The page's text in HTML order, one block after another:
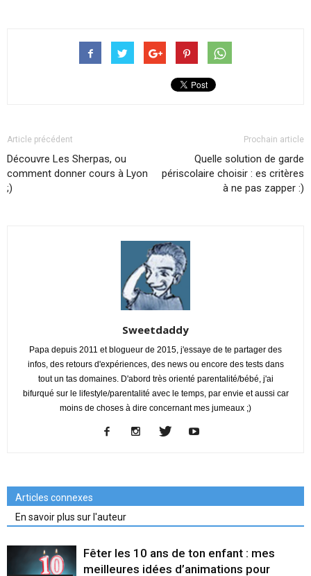
Article précédent
Découvre Les Sherpas, ou
comment donner cours à Lyon
;)
Prochain article
Quelle solution de garde
périscolaire choisir : es critères
à ne pas zapper :)
Sweetdaddy
Papa depuis 2011 et blogueur de 2015, j'essaye de te partager des
infos, des retours d'expériences, des news ou encore des tests dans
tout un tas domaines. D'abord très orienté parentalité/bébé, j'ai
bifurqué sur le lifestyle/parentalité avec le temps, par envie et aussi car
moins de choses à dire concernant mes jumeaux ;)
Articles connexes
En savoir plus sur l'auteur
Fêter les 10 ans de ton enfant : mes
meilleures idées d’animations pour